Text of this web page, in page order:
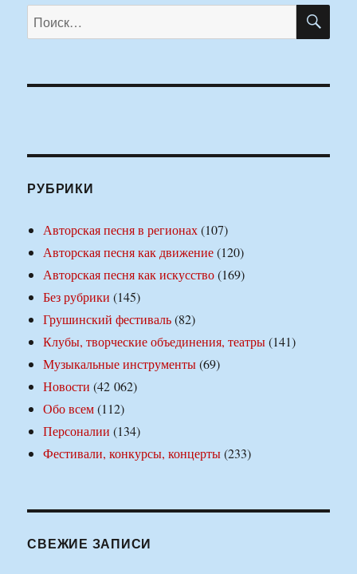
Искать:
РУБРИКИ
Авторская песня в регионах(107)
Авторская песня как движение(120)
Авторская песня как искусство(169)
Без рубрики (145)
Грушинский фестиваль(82)
Клубы, творческие объединения, театры(141)
Музыкальные инструменты(69)
Новости (42 062)
Обо всем(112)
Персоналии (134)
Фестивали, конкурсы, концерты(233)
СВЕЖИЕ ЗАПИСИ